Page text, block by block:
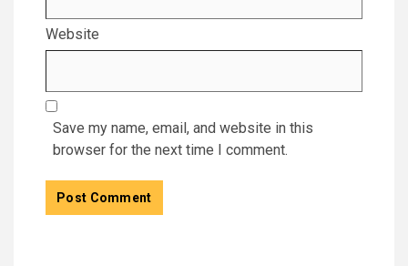
Website
Save my name, email, and website in this
browser for the next time I comment.